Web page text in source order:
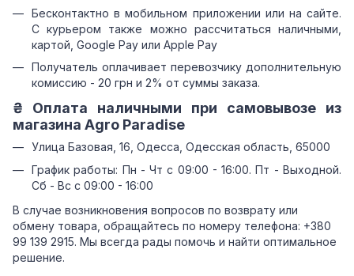
Бесконтактно в мобильном приложении или на сайте.
С курьером также можно рассчитаться наличными,
картой, Google Pay или Apple Pay
Получатель оплачивает перевозчику дополнительную
комиссию - 20 грн и 2% от суммы заказа.
₴ Оплата наличными при самовывозе из
магазина Agro Paradise
Улица Базовая, 16, Одесса, Одесская область, 65000
График работы: Пн - Чт с 09:00 - 16:00. Пт - Выходной.
Сб - Вс с 09:00 - 16:00
В случае возникновения вопросов по возврату или
обмену товара, обращайтесь по номеру телефона: +380
99 139 2915. Мы всегда рады помочь и найти оптимальное
решение.